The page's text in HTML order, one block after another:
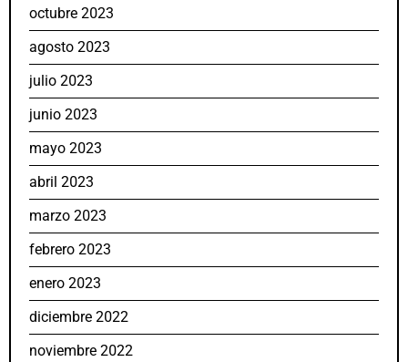
octubre 2023
agosto 2023
julio 2023
junio 2023
mayo 2023
abril 2023
marzo 2023
febrero 2023
enero 2023
diciembre 2022
noviembre 2022